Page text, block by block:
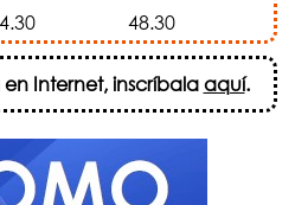
48.30
Internet, inscríbalaaquí.